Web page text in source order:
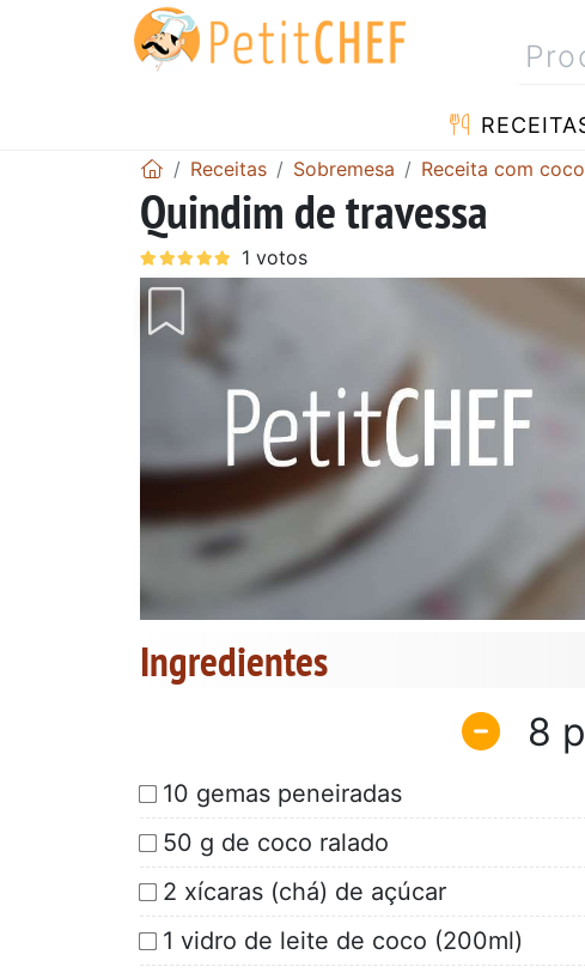
Receitas Sobremesa Receita com coco
Quindim de travessa
Ingredientes
8
10 gemas peneiradas
50 g de coco ralado
2 xícaras (chá) de açúcar
1 vidro de leite de coco (200ml)